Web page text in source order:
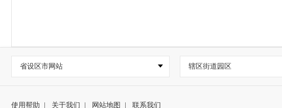
省设区市网站 辖区街道园区
使用帮助 | 关于我们 | 网站地图 | 联系我们